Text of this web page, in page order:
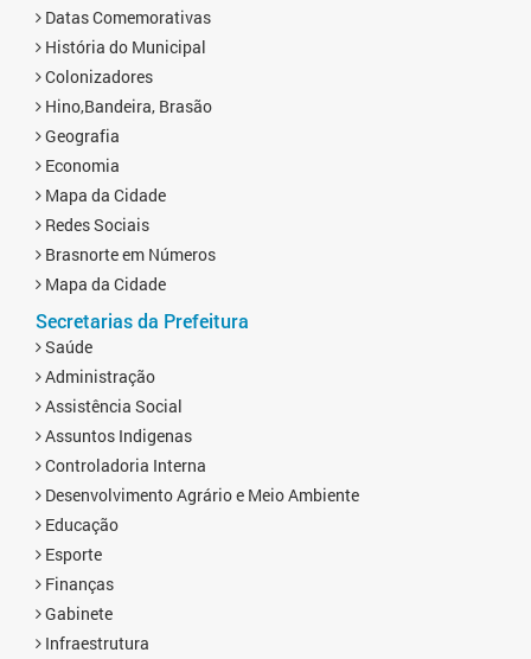
Datas Comemorativas
História do Municipal
Colonizadores
Hino,Bandeira, Brasão
Geografia
Economia
Mapa da Cidade
Redes Sociais
Brasnorte em Números
Mapa da Cidade
Secretarias da Prefeitura
Saúde
Administração
Assistência Social
Assuntos Indigenas
Controladoria Interna
Desenvolvimento Agrário e Meio Ambiente
Educação
Esporte
Finanças
Gabinete
Infraestrutura